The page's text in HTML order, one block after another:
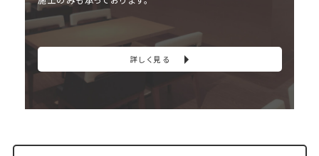
詳しく見る